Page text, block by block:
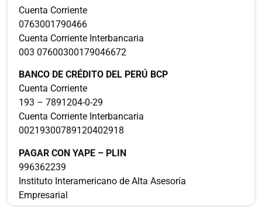
Cuenta Corriente
0763001790466
Cuenta Corriente Interbancaria
003 07600300179046672
BANCO DE CRÉDITO DEL PERÚ BCP
Cuenta Corriente
193 – 7891204-0-29
Cuenta Corriente Interbancaria
00219300789120402918
PAGAR CON YAPE – PLIN
996362239
Instituto Interamericano de Alta Asesoría
Empresarial